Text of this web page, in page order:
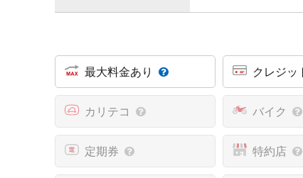
最大料金あり クレジッ
カリテコ バイク
定期券 特約店